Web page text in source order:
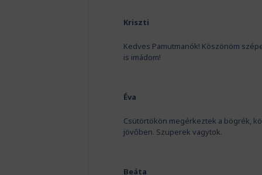
Kriszti
Kedves Pamutmanók! Köszönöm
is imádom!
Éva
Csütörtökön megérkeztek a bögrék,
jövőben. Szuperek vagytok.
Beáta